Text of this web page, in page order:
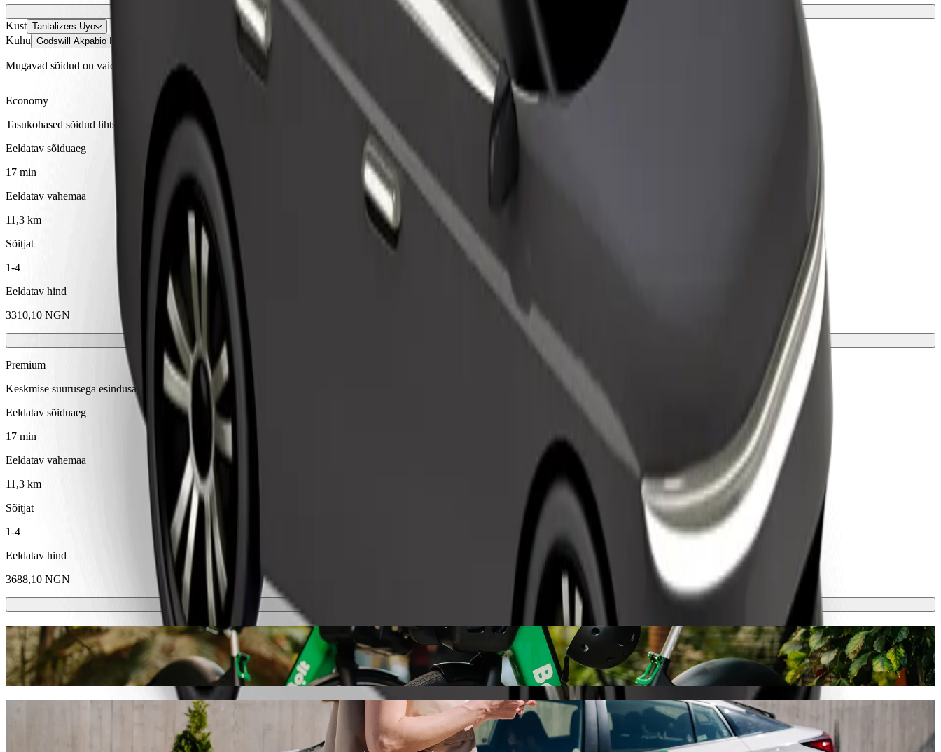
Laadi rakendus alla
Kust Tantalizers Uyo
Kuhu Godswill Akpabio International Stadium
Mugavad sõidud on vaid mõne nupuvajutuse kaugusel!
Economy
Tasukohased sõidud lihtsate autodega
Eeldatav sõiduaeg
17 min
Eeldatav vahemaa
11,3 km
Sõitjat
1-4
Eeldatav hind
3310,10 NGN
Premium
Keskmise suurusega esindusautod kõrgetasemeliste mugavustega
Eeldatav sõiduaeg
17 min
Eeldatav vahemaa
11,3 km
Sõitjat
1-4
Eeldatav hind
3688,10 NGN
Elektrilised tõuke- ja jalgrattad
Sõida linnas Uyo elektritõukerattaste ja -jalgratastega
Laadi alla Bolti rakendus
Kasuta Bolti sõiduteenust asukohast Tantalizers Uyo sihtkohta Godswill Akpabio International Stadium
Soovitame valida Bolti sõiduteenuse, kui soovid jõuda sihtkohta Godswill Akpabio International Stadium soodsalt. Boltiga kestab sõit umbes 17 min ja maksab ligikaudu 2387,30 NGN NGN. Meilt leiad sobiva